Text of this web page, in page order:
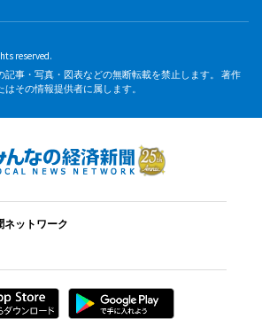
reserved.
記事・写真・図表などの無断転載を禁止します。 著作
その情報提供者に属します。
ネットワーク